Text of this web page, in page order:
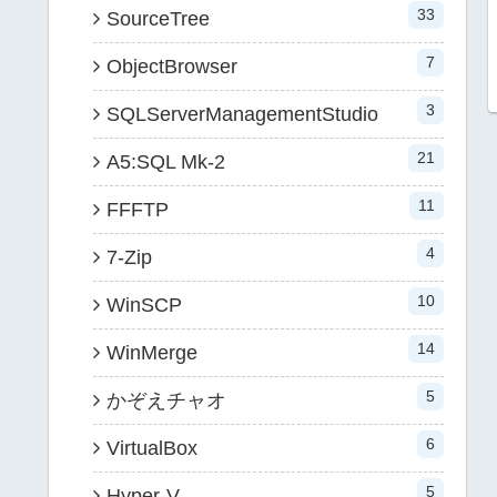
SourceTree 33
ObjectBrowser 7
SQLServerManagementStudio 3
A5:SQL Mk-2 21
FFFTP 11
7-Zip 4
WinSCP 10
WinMerge 14
かぞえチャオ 5
VirtualBox 6
5